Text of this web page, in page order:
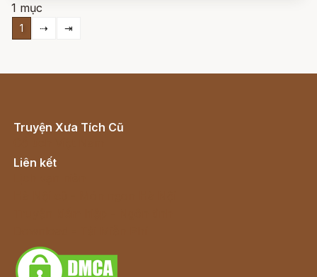
1 mục
1 ⇢ ⇥
Truyện Xưa Tích Cũ
Liên kết